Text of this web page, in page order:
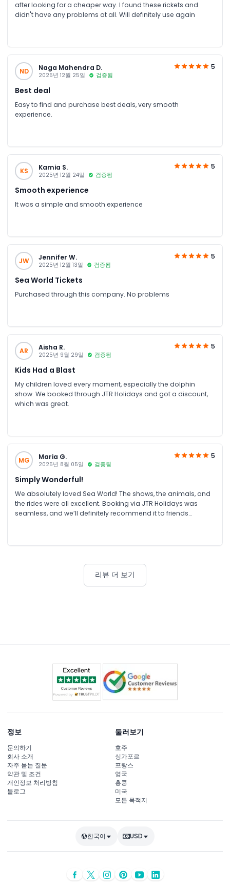
after looking for a cheaper way. I found these rickets and
didn't have any problems at all. Will definitely use again
ND Naga Mahendra D.
2025년 12월 25일 검증됨
5
Best deal
Easy to find and purchase best deals, very smooth
experience.
KS Kamia S.
2025년 12월 24일 검증됨
5
Smooth experience
It was a simple and smooth experience
JW Jennifer W.
2025년 12월 13일 검증됨
5
Sea World Tickets
Purchased through this company. No problems
AR Aisha R.
2025년 9월 29일 검증됨
5
Kids Had a Blast
My children loved every moment, especially the dolphin
show. We booked through JTR Holidays and got a discount,
which was great.
MG Maria G.
2025년 8월 05일 검증됨
5
Simply Wonderful!
We absolutely loved Sea World! The shows, the animals, and
the rides were all excellent. Booking via JTR Holidays was
seamless, and we’ll definitely recommend it to friends
리뷰 더 보기
정보
문의하기
회사 소개
자주 묻는 질문
약관 및 조건
개인정보 처리방침
블로그
둘러보기
호주
싱가포르
프랑스
영국
홍콩
미국
모든 목적지
한국어 USD